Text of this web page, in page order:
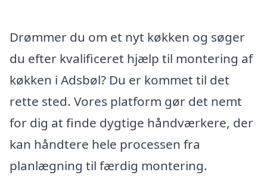
Drømmer du om et nyt køkken og søger
du efter kvalificeret hjælp til montering af
køkken i Adsbøl? Du er kommet til det
rette sted. Vores platform gør det nemt
for dig at finde dygtige håndværkere, der
kan håndtere hele processen fra
planlægning til færdig montering.